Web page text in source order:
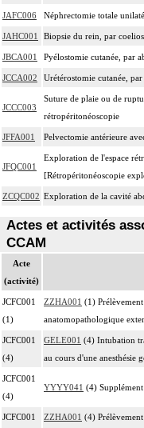
JAFC006 Néphrectomie totale
JAHC001 Biopsie du rein, par
JBCA001 Pyélostomie cutanée, par
JCCA002 Urétérostomie cutanée,
JCCC003
Suture de plaie ou de
rétropéritonéoscopie
JFFA001 Pelvectomie antérieure
JFQC001
Exploration de l'espace
[Rétropéritonéoscopie
ZCQC002 Exploration de la cavité
Actes et activités
CCAM
Acte
(activité)
JCFC001
(1)
ZZHA001 (1)
anatomopathologique
JCFC001
(4)
GELE001 (4) Intubation
au cours d'une anesthésie
JCFC001
(4)
YYYY041 (4)
JCFC001
ZZHA001 (4)